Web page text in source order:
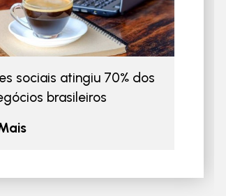
sociais atingiu 70% dos
brasileiros